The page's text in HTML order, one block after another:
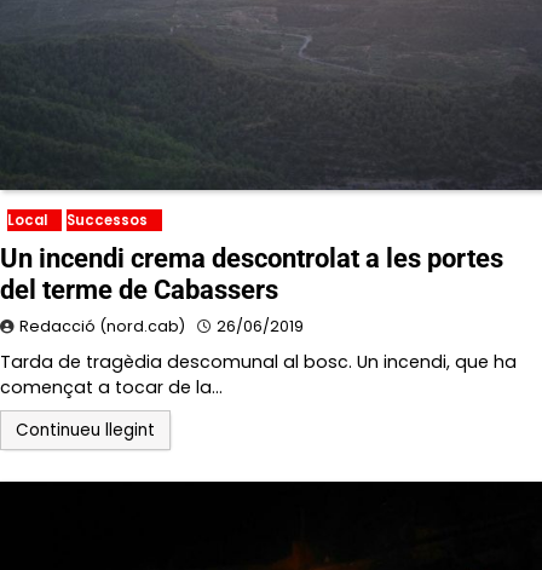
Local Successos
Un incendi crema descontrolat a les portes
del terme de Cabassers
Redacció (nord.cab) 26/06/2019
Tarda de tragèdia descomunal al bosc. Un incendi, que ha
començat a tocar de la…
Continueu llegint